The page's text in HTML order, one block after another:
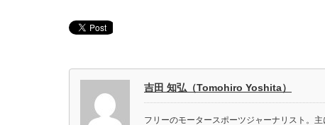
吉田 知弘（Tomohiro Yoshita）
フリーのモータースポーツジャーナリスト。